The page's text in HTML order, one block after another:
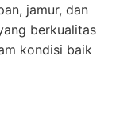
jamur, dan
berkualitas
kondisi baik